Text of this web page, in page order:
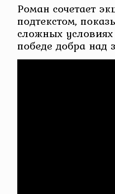
Роман сочетает
подтекстом,
сложных
победе добра над